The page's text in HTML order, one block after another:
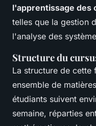
l'apprentissage des
telles que la gestion
l'analyse des
Structure du
La structure de
ensemble de
étudiants suivent
semaine, réparties